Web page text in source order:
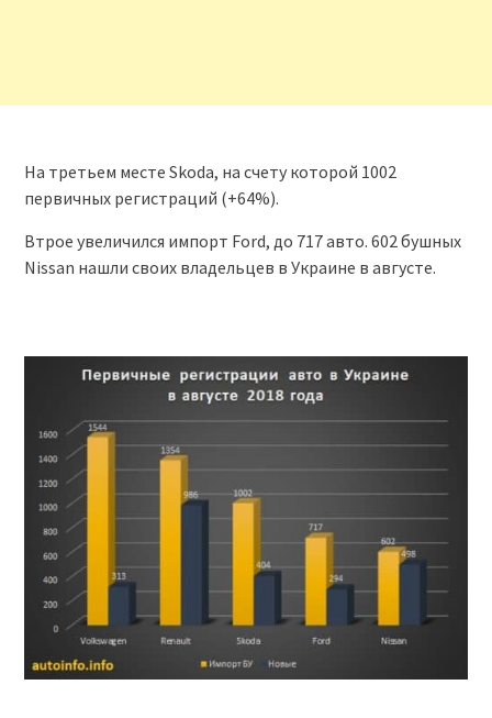
На третьем месте Skoda, на счету которой 1002
первичных регистраций (+64%).
Втрое увеличился импорт Ford, до 717 авто. 602 бушных
Nissan нашли своих владельцев в Украине в августе.